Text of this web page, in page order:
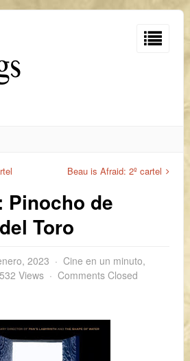
Beau is Afraid: 2º cartel
Pinocho de
Toro
2023 Cine en un minuto,
532 Views Comments Closed